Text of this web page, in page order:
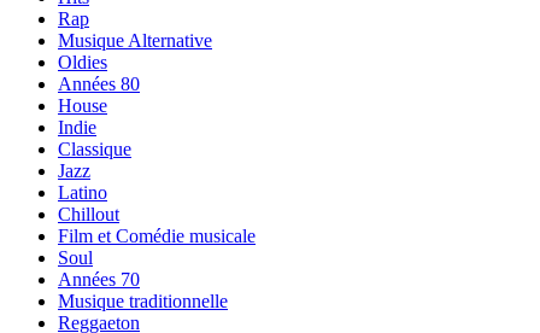
Rap
Musique Alternative
Oldies
Années 80
House
Indie
Classique
Jazz
Latino
Chillout
Film et Comédie musicale
Soul
Années 70
Musique traditionnelle
Reggaeton